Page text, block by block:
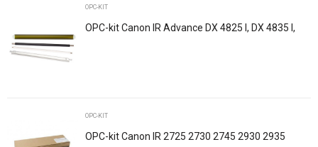
Email
OPC-KIT
OPC-kit Canon IR Advance DX 4825 I, DX 4835 I,
OPC-KIT
OPC-kit Canon IR 2725 2730 2745 2930 2935